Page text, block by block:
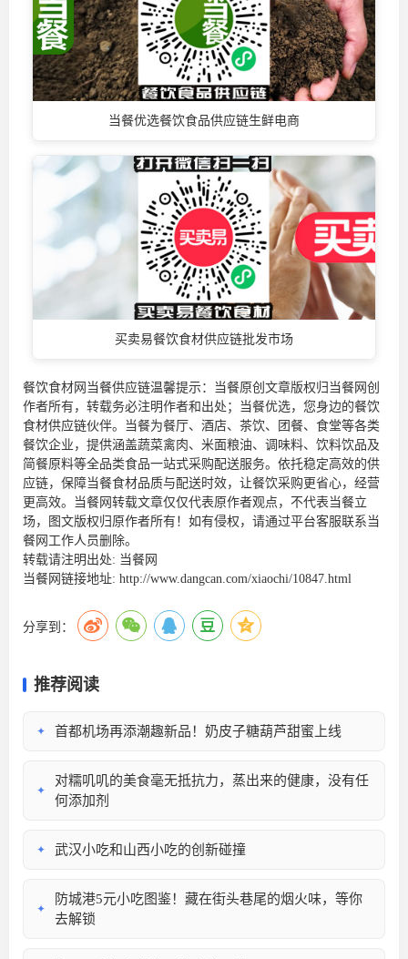
当餐优选餐饮食品供应链生鲜电商
买卖易餐饮食材供应链批发市场
餐饮食材网当餐供应链温馨提示：当餐原创文章版权归当餐网创
作者所有，转载务必注明作者和出处；当餐优选，您身边的餐饮
食材供应链伙伴。当餐为餐厅、酒店、茶饮、团餐、食堂等各类
餐饮企业，提供涵盖蔬菜禽肉、米面粮油、调味料、饮料饮品及
简餐原料等全品类食品一站式采购配送服务。依托稳定高效的供
应链，保障当餐食材品质与配送时效，让餐饮采购更省心，经营
更高效。当餐网转载文章仅仅代表原作者观点，不代表当餐立
场，图文版权归原作者所有！如有侵权，请通过平台客服联系当
餐网工作人员删除。
转载请注明出处: 当餐网
当餐网链接地址: http://www.dangcan.com/xiaochi/10847.html
分享到：
推荐阅读
✦ 首都机场再添潮趣新品！奶皮子糖葫芦甜蜜上线
✦
对糯叽叽的美食毫无抵抗力，蒸出来的健康，没有任
何添加剂
✦ 武汉小吃和山西小吃的创新碰撞
✦
防城港5元小吃图鉴！藏在街头巷尾的烟火味，等你
去解锁